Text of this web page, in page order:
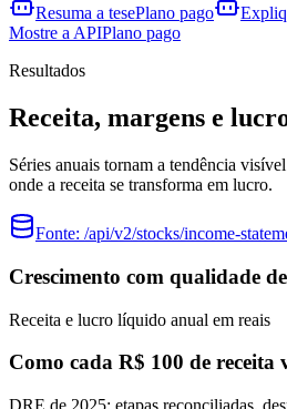
Resuma a tesePlano pago
Mostre a APIPlano pago
Resultados
Receita, margens e
Séries anuais tornam a tendência
onde a receita se transforma em lucro.
Fonte: /api/v2/stocks/income-
Crescimento com qualidade
Receita e lucro líquido anual em reais
Como cada R$ 100 de receita
DRE de 2025: etapas reconciliadas,